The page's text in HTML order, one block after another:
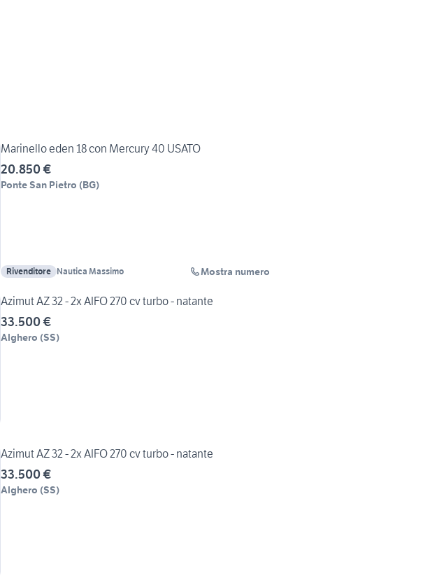
Marinello eden 18 con Mercury 40 USATO
20.850 €
Ponte San Pietro (BG)
Rivenditore Nautica Massimo Mostra numero
Azimut AZ 32 - 2x AIFO 270 cv turbo - natante
33.500 €
Alghero (SS)
Azimut AZ 32 - 2x AIFO 270 cv turbo - natante
33.500 €
Alghero (SS)